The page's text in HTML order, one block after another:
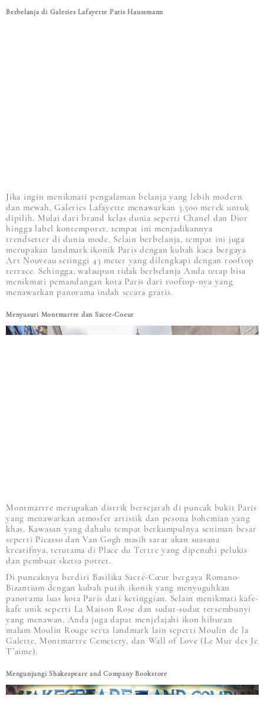
Berbelanja di Galeries Lafayette Paris Haussmann
Jika ingin menikmati pengalaman belanja yang lebih modern
dan mewah, Galeries Lafayette menawarkan 3.500 merek untuk
dipilih. Mulai dari brand kelas dunia seperti Chanel dan Dior
hingga label kontemporer, tempat ini menjadikannya
trendsetter di dunia mode. Selain berbelanja, tempat ini juga
merupakan landmark ikonik Paris dengan kubah kaca bergaya
Art Nouveau setinggi 43 meter yang dilengkapi dengan rooftop
terrace. Sehingga, walaupun tidak berbelanja Anda tetap bisa
menikmati pemandangan kota Paris dari rooftop-nya yang
menawarkan panorama indah secara gratis.
Menyusuri Montmartre dan Sacre-Coeur
Montmartre merupakan distrik bersejarah di puncak bukit Paris
yang menawarkan atmosfer artistik dan pesona bohemian yang
khas. Kawasan yang dahulu tempat berkumpulnya seniman besar
seperti Picasso dan Van Gogh masih sarat akan suasana
kreatifnya, terutama di Place du Tertre yang dipenuhi pelukis
dan pembuat sketsa potret.
Di puncaknya berdiri Basilika Sacré-Cœur bergaya Romano-
Bizantium dengan kubah putih ikonik yang menyuguhkan
panorama luas kota Paris dari ketinggian. Selain menikmati kafe-
kafe unik seperti La Maison Rose dan sudut-sudut tersembunyi
yang menawan, Anda juga dapat menjelajahi ikon hiburan
malam Moulin Rouge serta landmark lain seperti Moulin de la
Galette, Montmartre Cemetery, dan Wall of Love (Le Mur des Je
T’aime).
Mengunjungi Shakespeare and Company Bookstore